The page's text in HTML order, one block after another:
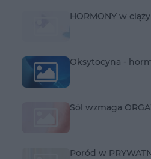
HORMONY w
Oksytocyna -
Sól wzmaga
Poród w